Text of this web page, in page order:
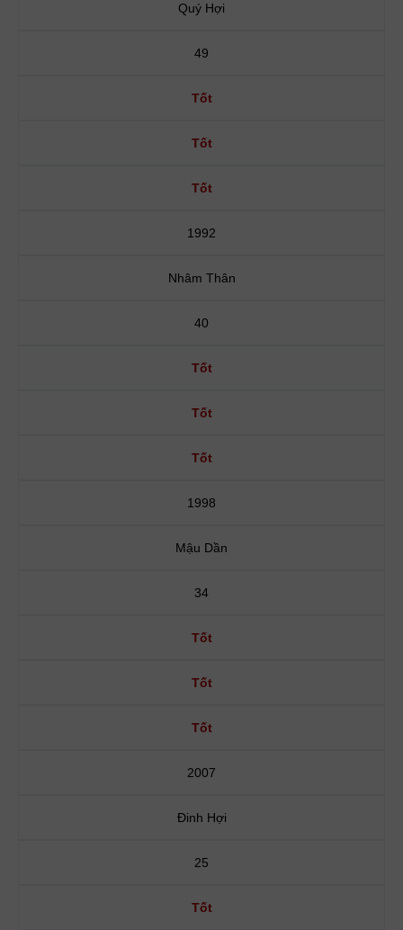
Quý Hợi
49
Tốt
Tốt
Tốt
1992
Nhâm Thân
40
Tốt
Tốt
Tốt
1998
Mậu Dần
34
Tốt
Tốt
Tốt
2007
Đinh Hợi
25
Tốt